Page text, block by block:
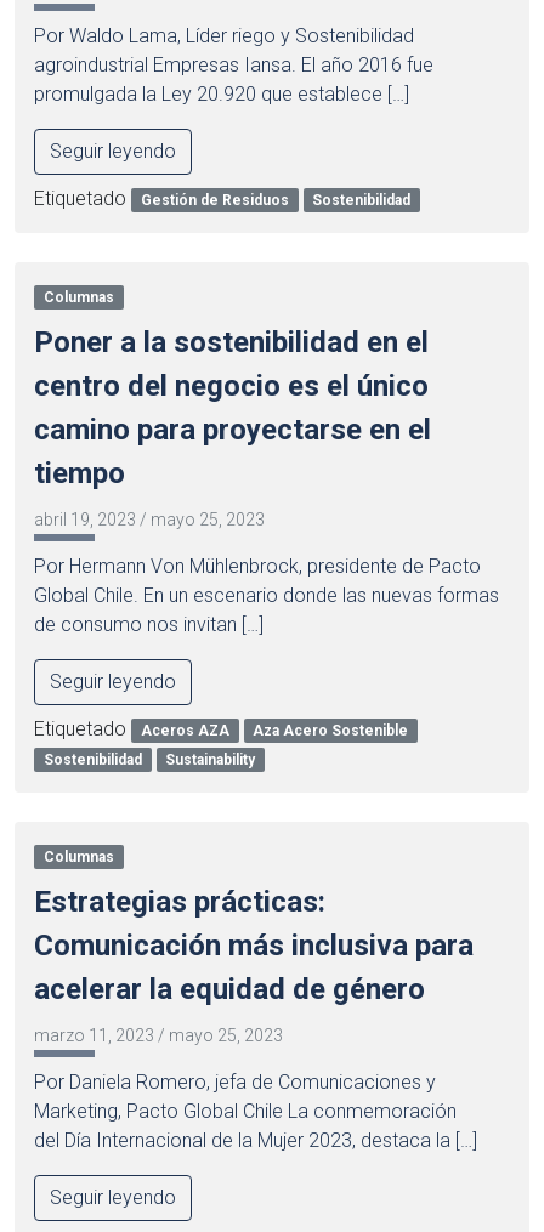
Por Waldo Lama, Líder riego y Sostenibilidad
agroindustrial Empresas Iansa. El año 2016 fue
promulgada la Ley 20.920 que establece […]
Seguir leyendo
Etiquetado Gestión de Residuos Sostenibilidad
Columnas
Poner a la sostenibilidad en el
centro del negocio es el único
camino para proyectarse en el
tiempo
abril 19, 2023 / mayo 25, 2023
Por Hermann Von Mühlenbrock, presidente de Pacto
Global Chile. En un escenario donde las nuevas formas
de consumo nos invitan […]
Seguir leyendo
Etiquetado Aceros AZA
Aza Acero Sostenible
Sostenibilidad
Sustainability
Columnas
Estrategias prácticas:
Comunicación más inclusiva para
acelerar la equidad de género
marzo 11, 2023 / mayo 25, 2023
Por Daniela Romero, jefa de Comunicaciones y
Marketing, Pacto Global Chile La conmemoración
del Día Internacional de la Mujer 2023, destaca la […]
Seguir leyendo